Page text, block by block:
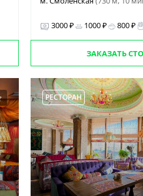
3000 ₽ 1000 ₽ 800 ₽
ЗАКАЗАТЬ
РЕСТОРАН